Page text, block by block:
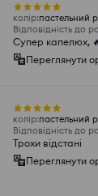
колір:пастельний
Відповідність до
Супер капелюх,
Переглянути
колір:пастельний
Відповідність до
Трохи відстані
Переглянути